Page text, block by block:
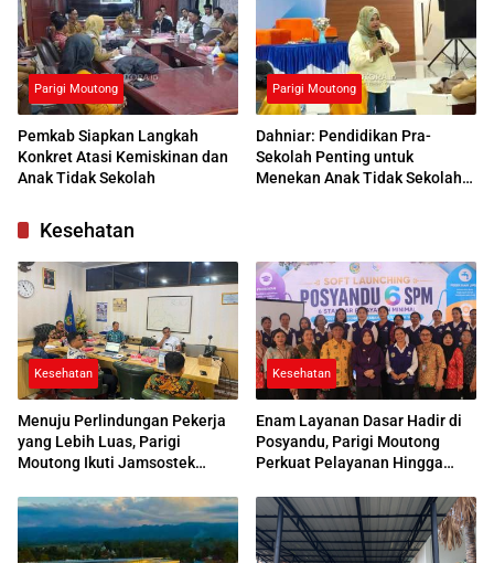
Parigi Moutong
Pemkab Siapkan Langkah
Konkret Atasi Kemiskinan dan
Anak Tidak Sekolah
Parigi Moutong
Dahniar: Pendidikan Pra-
Sekolah Penting untuk
Menekan Anak Tidak Sekolah
Kesehatan
Kesehatan
Menuju Perlindungan Pekerja
yang Lebih Luas, Parigi
Moutong Ikuti Jamsostek
Kesehatan
Enam Layanan Dasar Hadir di
Posyandu, Parigi Moutong
Perkuat Pelayanan Hingga